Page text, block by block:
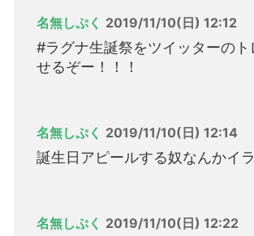
名無しぷく 2019/11/10(日) 12:12
#ラグナ生誕祭をツイッターのト
せるぞー！！！
名無しぷく 2019/11/10(日) 12:14
誕生日アピールする奴なんかイ
名無しぷく 2019/11/10(日) 12:22